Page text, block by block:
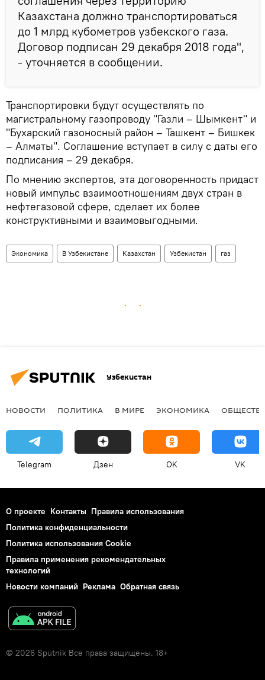
Казахстана должно транспортироваться
до 1 млрд кубометров узбекского газа.
Договор подписан 29 декабря 2018 года",
- уточняется в сообщении.
Транспортировки будут осуществлять по
магистральному газопроводу "Газли – Шымкент" и
"Бухарский газоносный район – Ташкент – Бишкек
– Алматы". Соглашение вступает в силу с даты его
подписания – 29 декабря.
По мнению экспертов, эта договоренность придаст
новый импульс взаимоотношениям двух стран в
нефтегазовой сфере, сделает их более
конструктивными и взаимовыгодными.
Экономика В Узбекистане Казахстан Узбекистан газ
Узбекистан
НОВОСТИ ПОЛИТИКА В МИРЕ ЭКОНОМИКА
Telegram Дзен OK VK
О проекте Контакты Правила использования
Политика конфиденциальности
Политика использования Cookie
Правила применения рекомендательных
технологий
Новости компаний Реклама Обратная связь
© 2026 Sputnik Все права защищены. 18+